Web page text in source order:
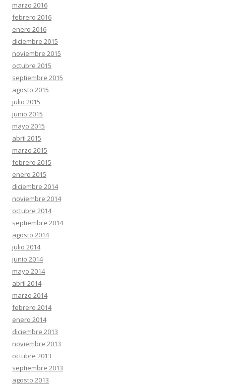
marzo 2016
febrero 2016
enero 2016
diciembre 2015
noviembre 2015
octubre 2015
septiembre 2015
agosto 2015
julio 2015
junio 2015
mayo 2015
abril 2015
marzo 2015
febrero 2015
enero 2015
diciembre 2014
noviembre 2014
octubre 2014
septiembre 2014
agosto 2014
julio 2014
junio 2014
mayo 2014
abril 2014
marzo 2014
febrero 2014
enero 2014
diciembre 2013
noviembre 2013
octubre 2013
septiembre 2013
agosto 2013